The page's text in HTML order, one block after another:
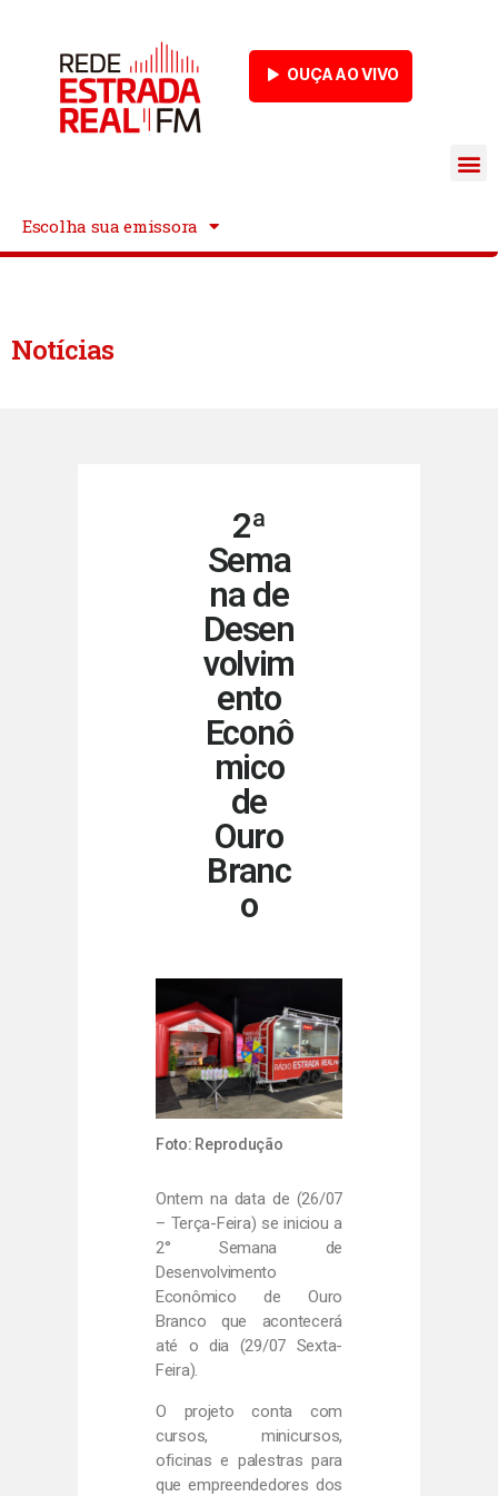
OUÇA AO VIVO
Escolha sua emissora
Notícias
2ª
Sema
na de
Desen
volvim
ento
Econô
mico
de
Ouro
Branc
o
Foto: Reprodução
Ontem na data de (26/07
– Terça-Feira) se iniciou a
2° Semana de
Desenvolvimento
Econômico de Ouro
Branco que acontecerá
até o dia (29/07 Sexta-
Feira).
O projeto conta com
cursos, minicursos,
oficinas e palestras para
que empreendedores dos